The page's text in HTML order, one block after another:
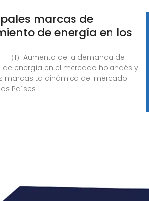
marcas de
de energía en los
（1）Aumento de la demanda de
energía en el mercado holandés y
marcas La dinámica del mercado
Países